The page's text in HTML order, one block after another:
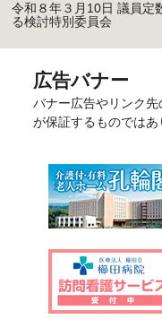
令和８年３月10日 議員定
る検討特別委員会
広告バナー
バナー広告やリンク
が保証するものではあ